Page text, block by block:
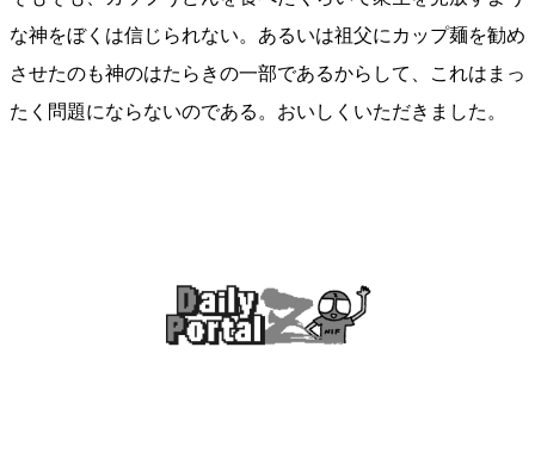
な神をぼくは信じられない。あるいは祖父にカップ麺を勧め
させたのも神のはたらきの一部であるからして、これはまっ
たく問題にならないのである。おいしくいただきました。